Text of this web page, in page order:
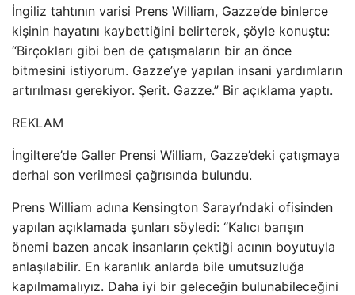
İngiliz tahtının varisi Prens William, Gazze’de binlerce
kişinin hayatını kaybettiğini belirterek, şöyle konuştu:
“Birçokları gibi ben de çatışmaların bir an önce
bitmesini istiyorum. Gazze’ye yapılan insani yardımların
artırılması gerekiyor. Şerit. Gazze.” Bir açıklama yaptı.
REKLAM
İngiltere’de Galler Prensi William, Gazze’deki çatışmaya
derhal son verilmesi çağrısında bulundu.
Prens William adına Kensington Sarayı’ndaki ofisinden
yapılan açıklamada şunları söyledi: “Kalıcı barışın
önemi bazen ancak insanların çektiği acının boyutuyla
anlaşılabilir. En karanlık anlarda bile umutsuzluğa
kapılmamalıyız. Daha iyi bir geleceğin bulunabileceğini